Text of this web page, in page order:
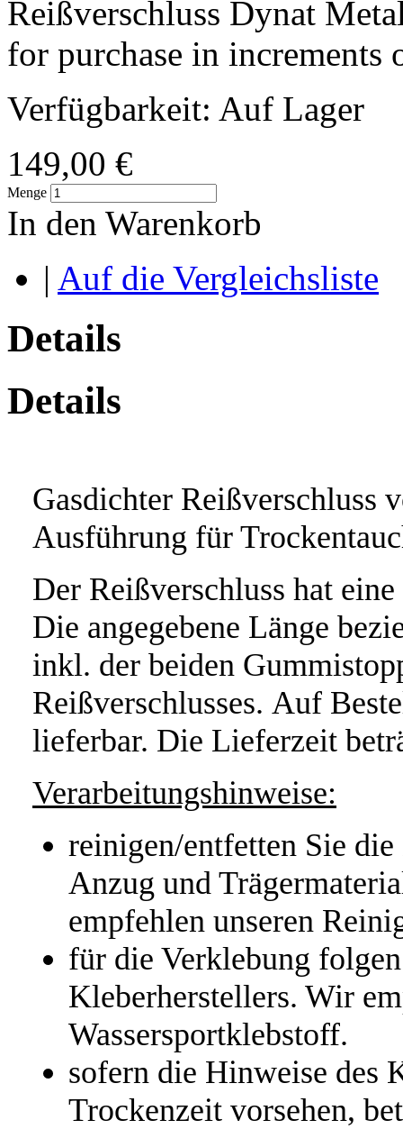
Reißverschluss Dynat
for purchase in increments
Verfügbarkeit: Auf Lager
149,00 €
Menge
In den Warenkorb
| Auf die Vergleichsliste
Details
Details
Gasdichter Reißverschluss
Ausführung für
Der Reißverschluss hat
Die angegebene Länge
inkl. der beiden
Reißverschlusses. Auf
lieferbar. Die Lieferzeit
Verarbeitungshinweise:
reinigen/entfetten Sie
Anzug und
empfehlen unseren
für die Verklebung
Kleberherstellers. Wir
Wassersportklebstoff.
sofern die Hinweise des
Trockenzeit vorsehen,